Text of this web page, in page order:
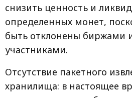
снизить ценность и
определенных монет,
быть отклонены биржами
участниками.
Отсутствие пакетного
хранилища: в настоящее